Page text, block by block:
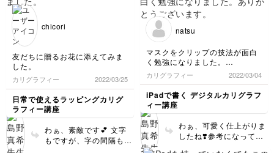
文字が浮き出てきて、消しゴム
で消すのが面白かったです
（笑）
chicori
友だちに贈るお花に添えてみま
した。
カリグラフィー 2022/03/25
日常で使えるラッピングカリグ
ラフィー講座
わぁ、素敵です💕 文字
もですが、字の間隔も揃
natsu
マスクをクリップの技法が面白
く勉強になりました。
ありがとうございます。
カリグラフィー 2022/03/04
iPadで書く デジタルカリグラフ
ィー講座
わぁ、可愛く仕上がりま
したね❣️参考になって嬉